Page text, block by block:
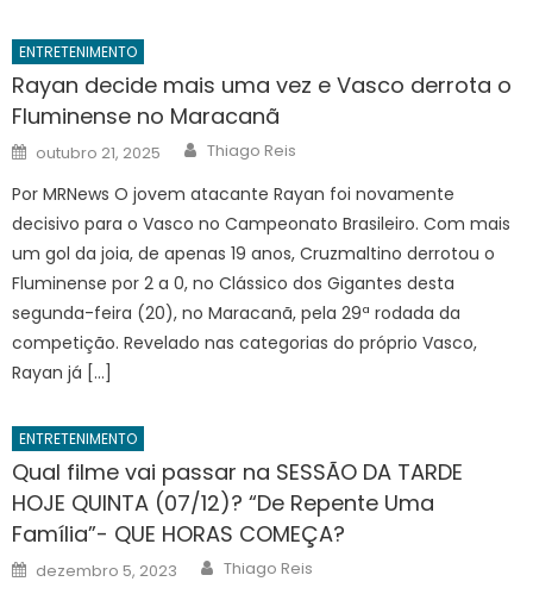
ENTRETENIMENTO
Rayan decide mais uma vez e Vasco derrota o
Fluminense no Maracanã
Posted
on
outubro 21, 2025 Author
Thiago Reis
Por MRNews O jovem atacante Rayan foi novamente
decisivo para o Vasco no Campeonato Brasileiro. Com mais
um gol da joia, de apenas 19 anos, Cruzmaltino derrotou o
Fluminense por 2 a 0, no Clássico dos Gigantes desta
segunda-feira (20), no Maracanã, pela 29ª rodada da
competição. Revelado nas categorias do próprio Vasco,
Rayan já […]
ENTRETENIMENTO
Qual filme vai passar na SESSÃO DA TARDE
HOJE QUINTA (07/12)? “De Repente Uma
Família”- QUE HORAS COMEÇA?
Posted
on
dezembro 5, 2023 Author
Thiago Reis